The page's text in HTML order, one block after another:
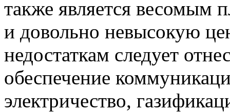
также является весомым
и довольно невысокую
недостаткам следует
обеспечение
электричество,